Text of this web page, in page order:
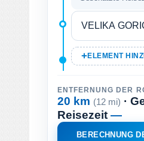
ELEMENT
ENTFERNUNG DER
20 km (12 mi) ·
Reisezeit—
BERECHNUNG